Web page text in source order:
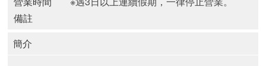
備註
簡介